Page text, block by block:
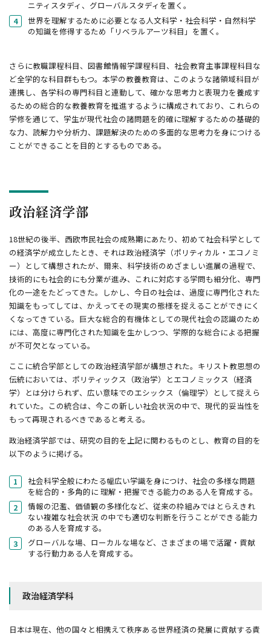
ニティスタディ、グローバルスタディを置く。
世界を理解するために必要となる人文科学・社会科学・自然科学
の知識を修得するため「リベラルアーツ科目」を置く。
さらに教職課程科目、図書館情報学課程科目、社会教育主事課程科目な
ど全学的な科目群ももつ。本学の教養教育は、このような諸領域科目が
連携し、各学科の専門科目と連動して、確かな思考力と表現力を養成す
るための総合的な教養教育を推進するように構成されており、これらの
学修を通じて、学生が現代社会の諸問題を的確に理解するための基礎的
な力、読解力や分析力、課題解決のための多面的な思考力を身につける
ことができることを目的とするものである。
政治経済学部
18世紀の後半、西欧市民社会の成熟期にあたり、初めて社会科学として
の経済学が成立したとき、それは政治経済学（ポリティカル・エコノミ
ー）として構想されたが、爾来、科学技術のめざましい進展の過程で、
技術的にも社会的にも分業が進み、これに対応する学問も細分化、専門
化の一途をたどってきた。しかし、今日の社会は、過度に専門化された
知識をもってしては、かえってその現実の態様を捉えることができにく
くなってきている。巨大な総合的有機体としての現代社会の認識のため
には、高度に専門化された知識を生かしつつ、学際的な総合による把握
が不可欠となっている。
ここに統合学部としての政治経済学部が構想された。キリスト教思想の
伝統においては、ポリティックス（政治学）とエコノミックス（経済
学）とは分けられず、広い意味でのエシックス（倫理学）として捉えら
れていた。この統合は、今この新しい社会状況の中で、現代的妥当性を
もって再現されるべきであると考える。
政治経済学部では、研究の目的を上記に関わるものとし、教育の目的を
以下のように掲げる。
社会科学全般にわたる幅広い学識を身につけ、社会の多様な問題
を総合的・多角的に 理解・把握できる能力のある人を育成する。
情報の氾濫、価値観の多様化など、従来の枠組みではとらえきれ
ない複雑な社会状況 の中でも適切な判断を行うことができる能力
のある人を育成する。
グローバルな場、ローカルな場など、さまざまの場で活躍・貢献
する行動力ある人を育成する。
政治経済学科
日本は現在、他の国々と相携えて秩序ある世界経済の発展に貢献する責